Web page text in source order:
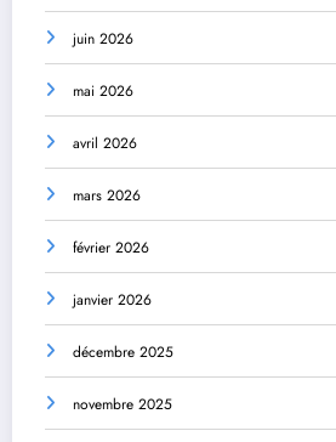
juin 2026
mai 2026
avril 2026
mars 2026
février 2026
janvier 2026
décembre 2025
novembre 2025